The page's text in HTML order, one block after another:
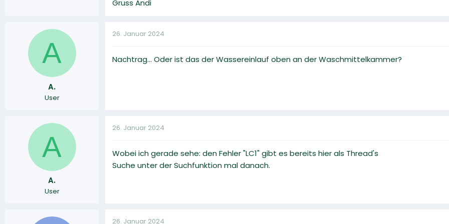
Gruss Andi
A
A.
User
26. Januar 2024
Nachtrag... Oder ist das der Wassereinlauf oben an der Waschmittelkammer?
A
A.
User
26. Januar 2024
Wobei ich gerade sehe: den Fehler "LC1" gibt es bereits hier als Thread's
Suche unter der Suchfunktion mal danach.
26. Januar 2024